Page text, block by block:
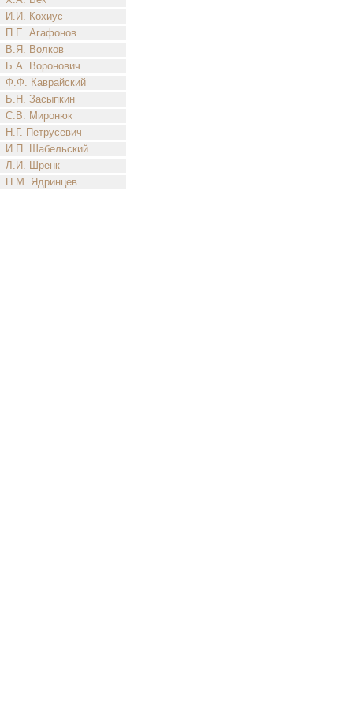
И.И. Кохиус
П.Е. Агафонов
В.Я. Волков
Б.А. Воронович
Ф.Ф. Каврайский
Б.Н. Засыпкин
С.В. Миронюк
Н.Г. Петрусевич
И.П. Шабельский
Л.И. Шренк
Н.М. Ядринцев